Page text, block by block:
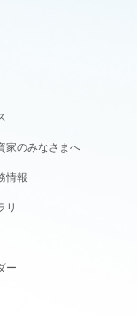
家のみなさまへ
情報
リ
ー